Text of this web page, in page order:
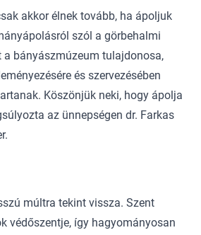
akkor élnek tovább, ha ápoljuk
szól a görbehalmi
a bányászmúzeum tulajdonosa,
és szervezésében
Köszönjük neki, hogy ápolja
az ünnepségen dr. Farkas
múltra tekint vissza. Szent
védőszentje, így hagyományosan